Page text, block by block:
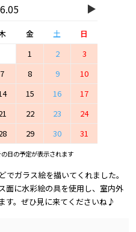
▶
金 土
日
1
2
3
7 8 9
10
15 16
17
22 23
24
29 30 31
日の予定が表示されます
ガラス絵を描いてくれました。
面に水彩絵の具を使用し、室内外
す。ぜひ見に来てくださいね♪